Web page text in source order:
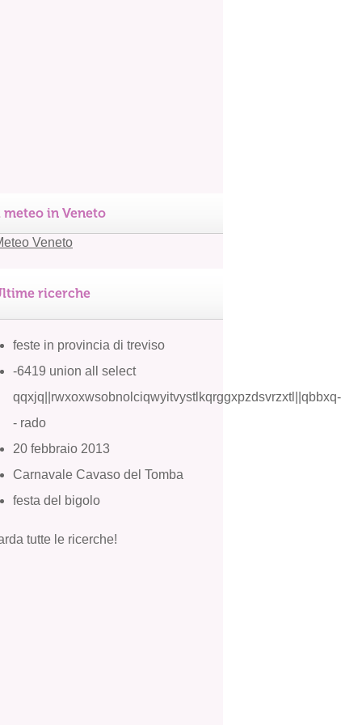
meteo in Veneto
ricerche
feste in provincia di treviso
-6419 union all select
qqxjq||rwxoxwsobnolciqwyitvystlkqrggxpzdsvrzxtl||qbbxq-
- rado
20 febbraio 2013
Carnavale Cavaso del Tomba
festa del bigolo
tutte le ricerche!